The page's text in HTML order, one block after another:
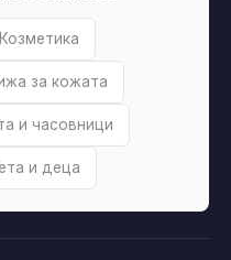
Козметика
за кожата
и часовници
и деца